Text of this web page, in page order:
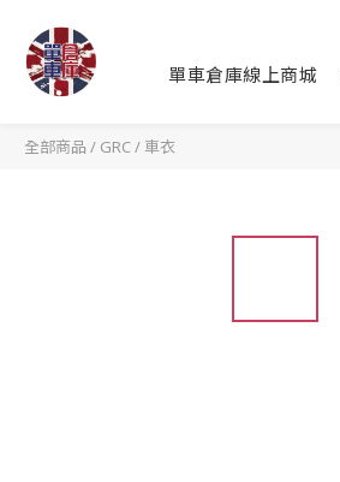
單車倉庫線上商城
全部商品 / GRC/車衣